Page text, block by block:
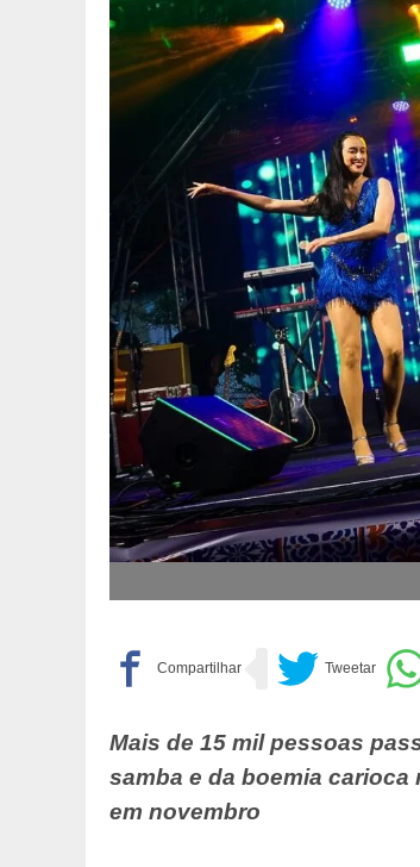
Mais de 15 mil pessoas
samba e da boemia carioca
em novembro